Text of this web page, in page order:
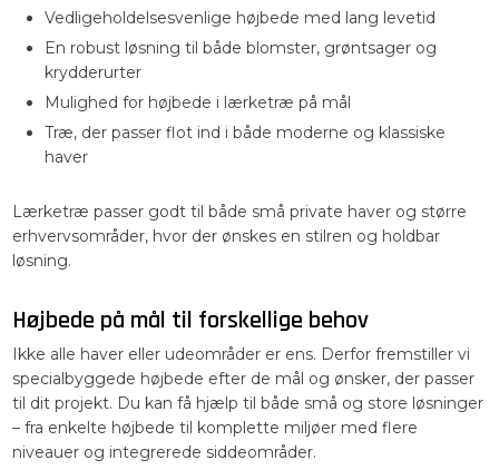
Vedligeholdelsesvenlige højbede med lang levetid
En robust løsning til både blomster, grøntsager og
krydderurter
Mulighed for højbede i lærketræ på mål
Træ, der passer flot ind i både moderne og klassiske
haver
Lærketræ passer godt til både små private haver og større
erhvervsområder, hvor der ønskes en stilren og holdbar
løsning.
Højbede på mål til forskellige behov
Ikke alle haver eller udeområder er ens. Derfor fremstiller vi
specialbyggede højbede efter de mål og ønsker, der passer
til dit projekt. Du kan få hjælp til både små og store løsninger
– fra enkelte højbede til komplette miljøer med flere
niveauer og integrerede siddeområder.